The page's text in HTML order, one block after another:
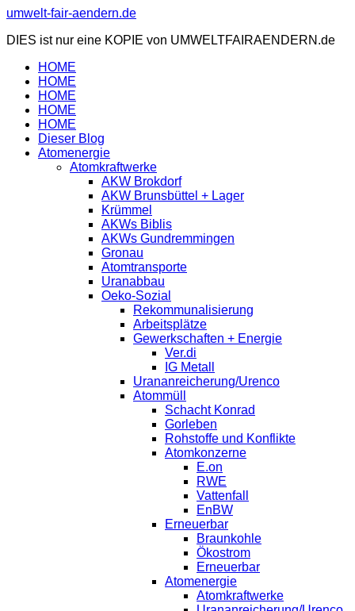
Zum
springen
umwelt-fair-aendern.de
DIES ist nur eine KOPIE von UMWELTFAIRAENDERN.de
HOME
HOME
HOME
HOME
HOME
Dieser Blog
Atomenergie
Atomkraftwerke
AKW Brokdorf
AKW Brunsbüttel + Lager
Krümmel
AKWs Biblis
AKWs Gundremmingen
Gronau
Atomtransporte
Uranabbau
Oeko-Sozial
Rekommunalisierung
Arbeitsplätze
Gewerkschaften + Energie
Ver.di
IG Metall
Urananreicherung/Urenco
Atommüll
Schacht Konrad
Gorleben
Rohstoffe und Konflikte
Atomkonzerne
E.on
RWE
Vattenfall
EnBW
Erneuerbar
Braunkohle
Ökostrom
Erneuerbar
Atomenergie
Atomkraftwerke